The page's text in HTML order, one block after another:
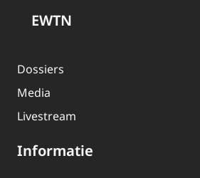
EWTN
Dossiers
Media
Livestream
Informatie